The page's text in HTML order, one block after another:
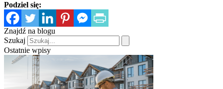
Podziel się:
Znajdź na blogu
Szukaj
Ostatnie wpisy